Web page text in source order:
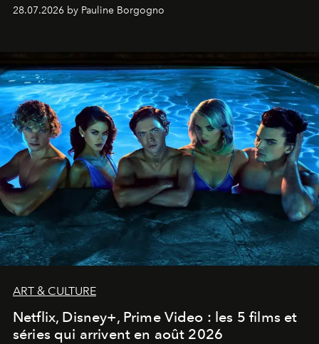
28.07.2026 by Pauline Borgogno
ART & CULTURE
Netflix, Disney+, Prime Video : les 5 films et
séries qui arrivent en août 2026